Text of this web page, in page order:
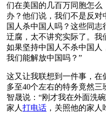
们在美国的几百万同胞怎么
办？他们说，我们不是反对
国人杀中国人吗？这些同志
迂腐，太不讲究实际了。我
如果坚持中国人不杀中国人
我们能解放中国吗？”
这又让我联想到一件事，
多至40个左右的特务竟然
智晟说：“刚才我在外面洗
家人 打电话 ，关照他的家